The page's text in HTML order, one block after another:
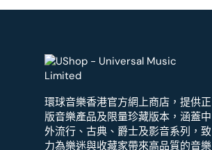
環球音樂香港官方網上商店，提供正
版音樂產品及限量珍藏版本，涵蓋中
外流行、古典、爵士及影音系列，致
力為樂迷與收藏家帶來高品質的音樂